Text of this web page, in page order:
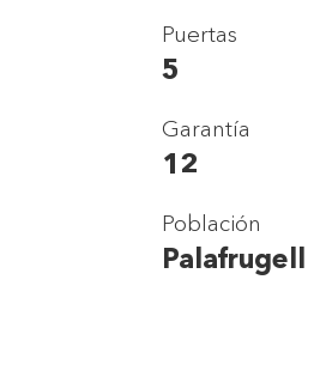
Puertas
5
Garantía
12
Población
Palafrugell